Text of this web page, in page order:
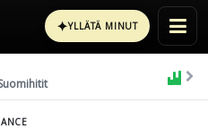
✦YLLÄTÄ MINUT